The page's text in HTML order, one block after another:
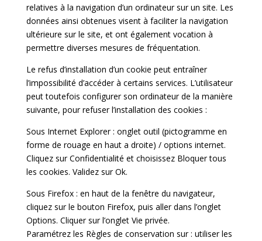
relatives à la navigation d’un ordinateur sur un site. Les
données ainsi obtenues visent à faciliter la navigation
ultérieure sur le site, et ont également vocation à
permettre diverses mesures de fréquentation.
Le refus d’installation d’un cookie peut entraîner
l’impossibilité d’accéder à certains services. L’utilisateur
peut toutefois configurer son ordinateur de la manière
suivante, pour refuser l’installation des cookies :
Sous Internet Explorer : onglet outil (pictogramme en
forme de rouage en haut a droite) / options internet.
Cliquez sur Confidentialité et choisissez Bloquer tous
les cookies. Validez sur Ok.
Sous Firefox : en haut de la fenêtre du navigateur,
cliquez sur le bouton Firefox, puis aller dans l’onglet
Options. Cliquer sur l’onglet Vie privée.
Paramétrez les Règles de conservation sur : utiliser les